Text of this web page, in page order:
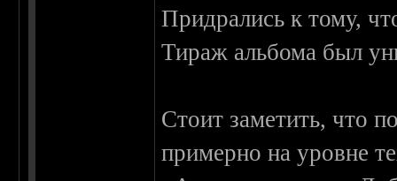
Придрались к тому,
Тираж альбома был
Стоит заметить, что
примерно на уровне